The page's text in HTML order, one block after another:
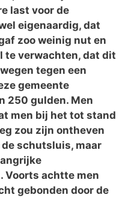
last voor de
eigenaardig, dat
zoo weinig nut en
te verwachten, dat dit
tegen een
gemeente
250 gulden. Men
men bij het tot stand
zou zijn ontheven
schutsluis, maar
Voorts achtte men
gebonden door de